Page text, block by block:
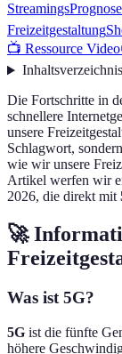
Streamings
Freizeitgestaltung
📺 Ressource Video
Inhaltsverzeichnis
Die Fortschritte in
schnellere
unsere
Schlagwort,
wie wir unsere
Artikel werfen wir
2026, die direkt mit
🚀
Was ist 5G?
5G ist die fünfte
höhere